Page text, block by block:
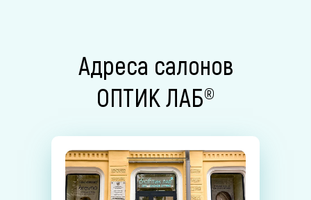
Адреса салонов
ОПТИК ЛАБ®